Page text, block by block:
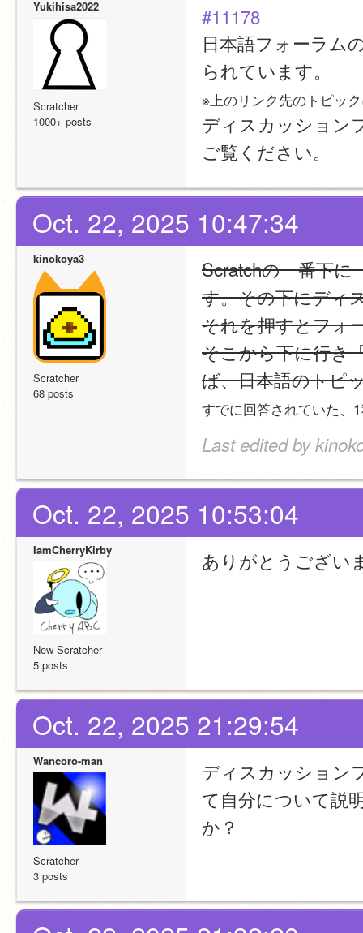
Yukihisa2022
Scratcher
1000+ posts
#11178
日本語フォーラム
られています。
※上のリンク先のトピッ
ディスカッション
ご覧ください。
Oct. 22, 2025 10:47:34
kinokoya3
Scratcher
68 posts
Scratchの一番下
す。その下にディ
それを押すとフォ
そこから下に行き
ば、日本語のトピ
すでに回答されていた、
Last edited by
Oct. 22, 2025 10:53:04
IamCherryKirby
New Scratcher
5 posts
ありがとうござい
Oct. 22, 2025 21:29:54
Wancoro-man
Scratcher
3 posts
ディスカッション
て自分について説
か？